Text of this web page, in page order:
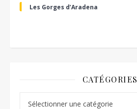
Les Gorges d’Aradena
CATÉGORIES